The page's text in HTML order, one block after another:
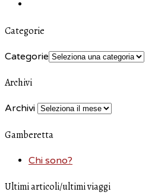
Categorie
Categorie
Archivi
Archivi
Gamberetta
Chi sono?
Ultimi articoli/ultimi viaggi